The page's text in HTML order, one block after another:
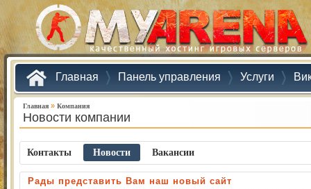
Главная Панель управления Услуги
Главная » Компания
Новости компании
Контакты Новости Ваканcии
Рады представить Вам наш новый сайт